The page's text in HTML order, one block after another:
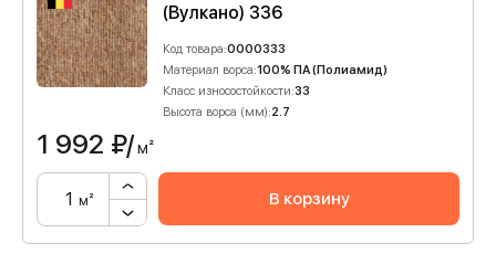
(Вулкано) 336
Код товара:0000333
Материал ворса:100% ПА (Полиамид)
Класс износостойкости:33
Высота ворса (мм):2.7
1 992 ₽/м²
м² В корзину